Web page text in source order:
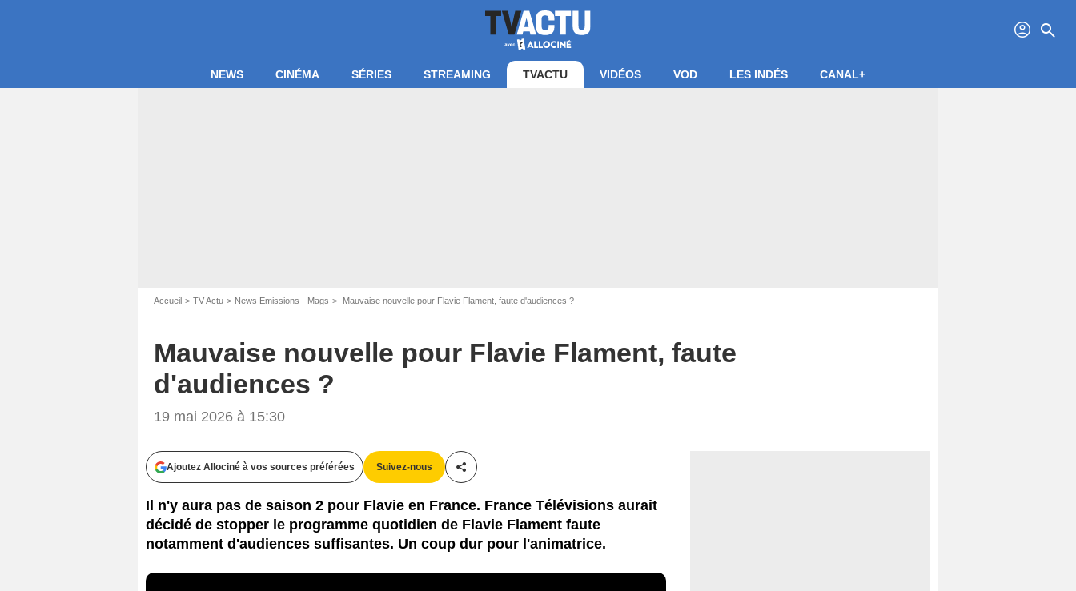
profil search
NEWS CINÉMA SÉRIES STREAMING TVACTU VIDÉOS VOD LES INDÉS CANAL+
Accueil TV Actu News Emissions - Mags Mauvaise nouvelle pour Flavie Flament, faute d'audiences ?
Mauvaise nouvelle pour Flavie Flament, faute
d'audiences ?
19 mai 2026 à 15:30
Ajoutez Allociné à vos sources préférées Suivez-nous
Partager cet article
Il n'y aura pas de saison 2 pour Flavie en France. France Télévisions aurait
décidé de stopper le programme quotidien de Flavie Flament faute
notamment d'audiences suffisantes. Un coup dur pour l'animatrice.